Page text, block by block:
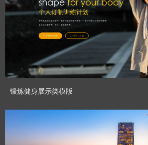
Designed By： CHENHUI_GT
预览模板
锻炼健身展示类模版